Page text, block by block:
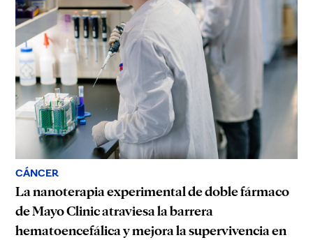
CÁNCER
La nanoterapia experimental de doble fármaco
de Mayo Clinic atraviesa la barrera
hematoencefálica y mejora la supervivencia en